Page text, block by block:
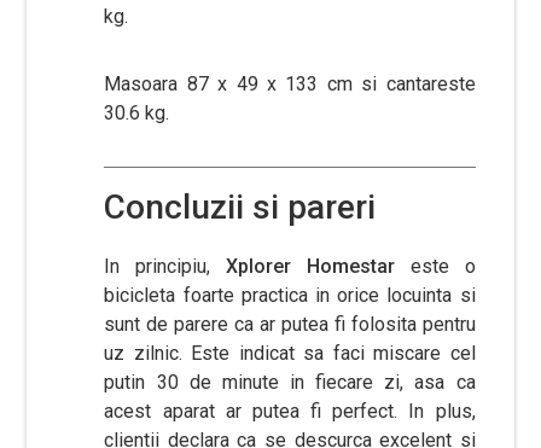
kg.
Masoara 87 x 49 x 133 cm si cantareste
30.6 kg.
Concluzii si pareri
In principiu,Xplorer Homestar este o
bicicleta foarte practica in orice locuinta si
sunt de parere ca ar putea fi folosita pentru
uz zilnic. Este indicat sa faci miscare cel
putin 30 de minute in fiecare zi, asa ca
acest aparat ar putea fi perfect. In plus,
clientii declara ca se descurca excelent si